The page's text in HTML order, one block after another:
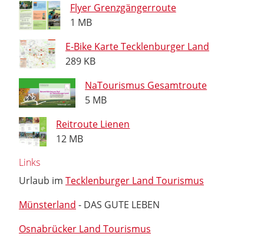
Flyer Grenzgängerroute
1 MB
E-Bike Karte Tecklenburger Land
289 KB
NaTourismus Gesamtroute
5 MB
Reitroute Lienen
12 MB
Links
Urlaub im Tecklenburger Land Tourismus
Münsterland - DAS GUTE LEBEN
Osnabrücker Land Tourismus